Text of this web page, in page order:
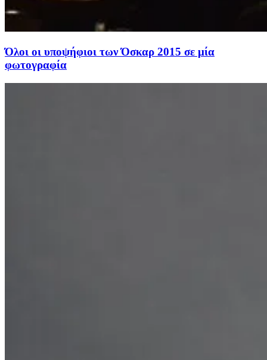
Όλοι οι υποψήφιοι των Όσκαρ 2015 σε μία
φωτογραφία